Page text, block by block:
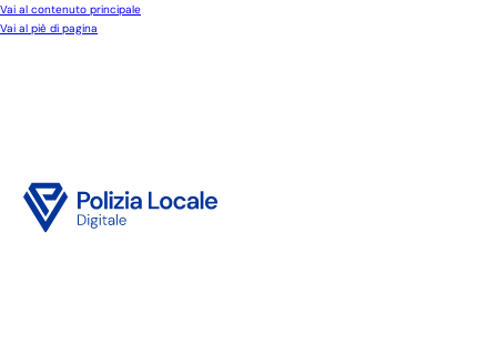
Vai al contenuto principale
Vai al piè di pagina